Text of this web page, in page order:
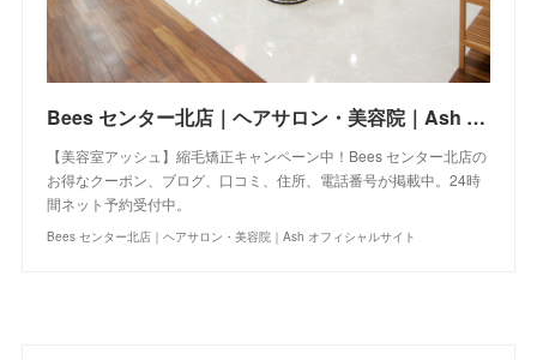
Bees センター北店｜ヘアサロン・美容院｜Ash オフィシャルサイト
【美容室アッシュ】縮毛矯正キャンペーン中！Bees センター北店の
お得なクーポン、ブログ、口コミ、住所、電話番号が掲載中。24時
間ネット予約受付中。
Bees センター北店｜ヘアサロン・美容院｜Ash オフィシャルサイト